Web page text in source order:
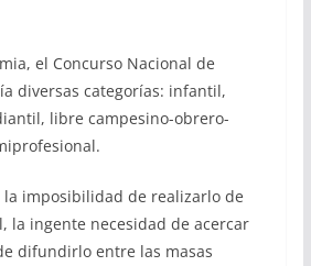
el Concurso Nacional de
diversas categorías: infantil,
libre campesino-obrero-
la imposibilidad de realizarlo de
la ingente necesidad de acercar
difundirlo entre las masas